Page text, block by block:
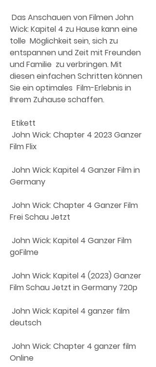
Wick: Kapitel 4 zu Hause kann eine
tolle  Möglichkeit sein, sich zu
entspannen und Zeit mit Freunden
und Familie  zu verbringen. Mit
diesen einfachen Schritten können
Sie ein optimales  Film-Erlebnis in
Ihrem Zuhause schaffen.
Etikett
Film Flix
Germany
Frei Schau Jetzt
goFilme
Film Schau Jetzt in Germany 720p
deutsch
Online